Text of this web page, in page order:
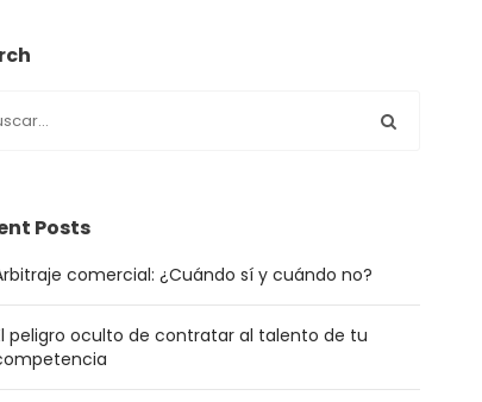
Posts
comercial: ¿Cuándo sí y cuándo no?
peligro oculto de contratar al talento de tu